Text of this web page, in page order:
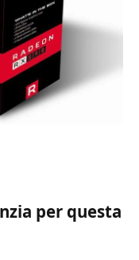
per questa